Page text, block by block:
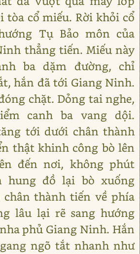
tòa cổ miếu. Rời khỏi cổ
Tụ Bảo môn của
thẳng tiến. Miếu này
ba dặm đường, chỉ
hắn đã tới Giang Ninh.
chặt. Dỏng tai nghe,
canh ba vang dội.
tới dưới chân thành
thật khinh công bò lên
đến nơi, không phút
hung đồ lại bò xuống
thành tiến về phía
lâu lại rẽ sang hướng
phủ Giang Ninh. Hắn
ngõ tắt nhanh như